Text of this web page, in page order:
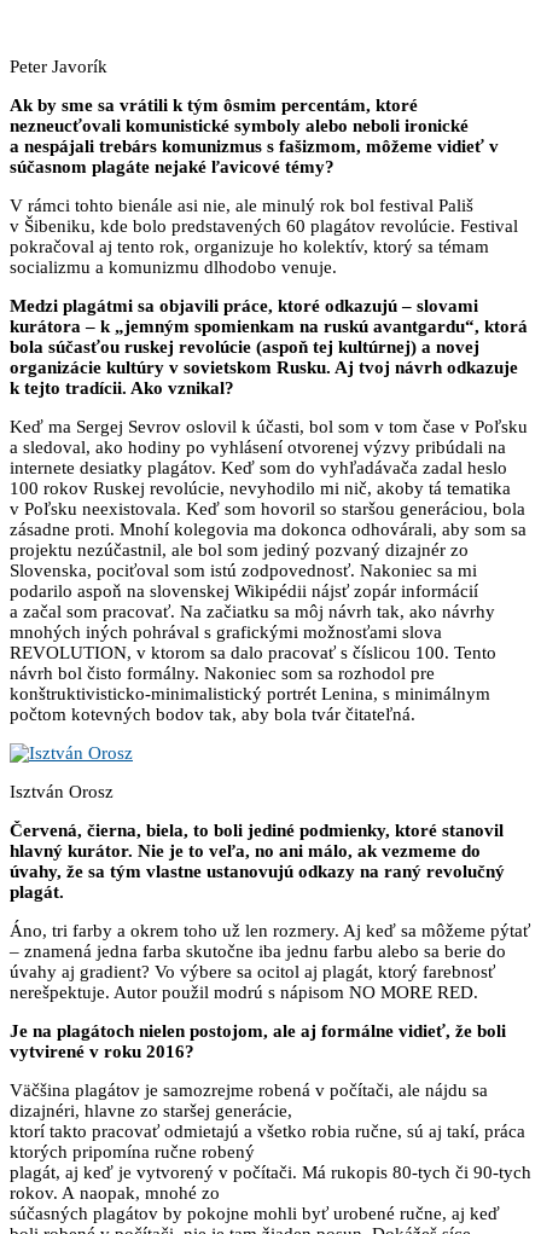
Peter Javorík
Ak by sme sa vrátili k tým ôsmim percentám, ktoré
nezneucťovali komunistické symboly alebo neboli ironické
a nespájali trebárs komunizmus s fašizmom, môžeme vidieť v
súčasnom plagáte nejaké ľavicové témy?
V rámci tohto bienále asi nie, ale minulý rok bol festival Pališ
v Šibeniku, kde bolo predstavených 60 plagátov revolúcie. Festival
pokračoval aj tento rok, organizuje ho kolektív, ktorý sa témam
socializmu a komunizmu dlhodobo venuje.
Medzi plagátmi sa objavili práce, ktoré odkazujú – slovami
kurátora – k „jemným spomienkam na ruskú avantgardu“, ktorá
bola súčasťou ruskej revolúcie (aspoň tej kultúrnej) a novej
organizácie kultúry v sovietskom Rusku. Aj tvoj návrh odkazuje
k tejto tradícii. Ako vznikal?
Keď ma Sergej Sevrov oslovil k účasti, bol som v tom čase v Poľsku
a sledoval, ako hodiny po vyhlásení otvorenej výzvy pribúdali na
internete desiatky plagátov. Keď som do vyhľadávača zadal heslo
100 rokov Ruskej revolúcie, nevyhodilo mi nič, akoby tá tematika
v Poľsku neexistovala. Keď som hovoril so staršou generáciou, bola
zásadne proti. Mnohí kolegovia ma dokonca odhovárali, aby som sa
projektu nezúčastnil, ale bol som jediný pozvaný dizajnér zo
Slovenska, pociťoval som istú zodpovednosť. Nakoniec sa mi
podarilo aspoň na slovenskej Wikipédii nájsť zopár informácií
a začal som pracovať. Na začiatku sa môj návrh tak, ako návrhy
mnohých iných pohrával s grafickými možnosťami slova
REVOLUTION, v ktorom sa dalo pracovať s číslicou 100. Tento
návrh bol čisto formálny. Nakoniec som sa rozhodol pre
konštruktivisticko-minimalistický portrét Lenina, s minimálnym
počtom kotevných bodov tak, aby bola tvár čitateľná.
Isztván Orosz
Červená, čierna, biela, to boli jediné podmienky, ktoré stanovil
hlavný kurátor. Nie je to veľa, no ani málo, ak vezmeme do
úvahy, že sa tým vlastne ustanovujú odkazy na raný revolučný
plagát.
Áno, tri farby a okrem toho už len rozmery. Aj keď sa môžeme pýtať
– znamená jedna farba skutočne iba jednu farbu alebo sa berie do
úvahy aj gradient? Vo výbere sa ocitol aj plagát, ktorý farebnosť
nerešpektuje. Autor použil modrú s nápisom NO MORE RED.
Je na plagátoch nielen postojom, ale aj formálne vidieť, že boli
vytvirené v roku 2016?
Väčšina plagátov je samozrejme robená v počítači, ale nájdu sa
dizajnéri, hlavne zo staršej generácie,
ktorí takto pracovať odmietajú a všetko robia ručne, sú aj takí, práca
ktorých pripomína ručne robený
plagát, aj keď je vytvorený v počítači. Má rukopis 80-tych či 90-tych
rokov. A naopak, mnohé zo
súčasných plagátov by pokojne mohli byť urobené ručne, aj keď